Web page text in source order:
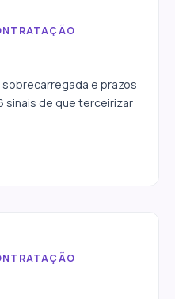
e prazos
sinais de que terceirizar
app do